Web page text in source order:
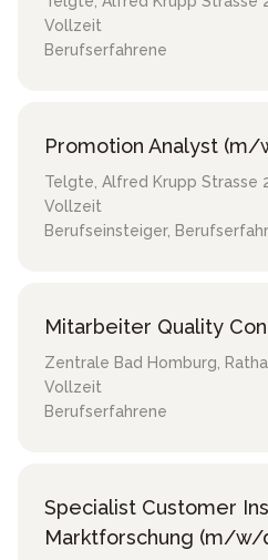
Vollzeit
Berufserfahrene
Promotion Analyst (m/
Telgte, Alfred Krupp Strasse
Vollzeit
Berufseinsteiger,
Mitarbeiter Quality
Zentrale Bad Homburg,
Vollzeit
Berufserfahrene
Specialist Customer
Marktforschung (m/w/